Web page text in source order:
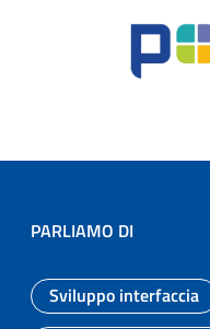
PARLIAMO DI
Argomento:
Sviluppo interfaccia